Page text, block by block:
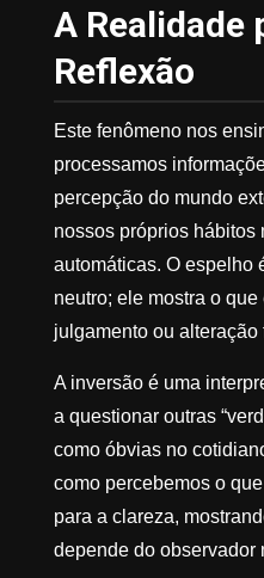
A Realidade
Reflexão
Este fenômeno nos
processamos
percepção do mundo
nossos próprios hábitos
automáticas. O espelho
neutro; ele mostra o
julgamento ou alteração
A inversão é uma
a questionar outras
como óbvias no
como percebemos o
para a clareza,
depende do observador